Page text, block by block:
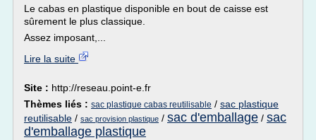
Le cabas en plastique disponible en bout de caisse est
sûrement le plus classique.
Assez imposant,...
Lire la suite
Site : http://reseau.point-e.fr
Thèmes liés : sac plastique cabas reutilisable / sac plastique
reutilisable / sac provision plastique / sac d'emballage / sac
d'emballage plastique